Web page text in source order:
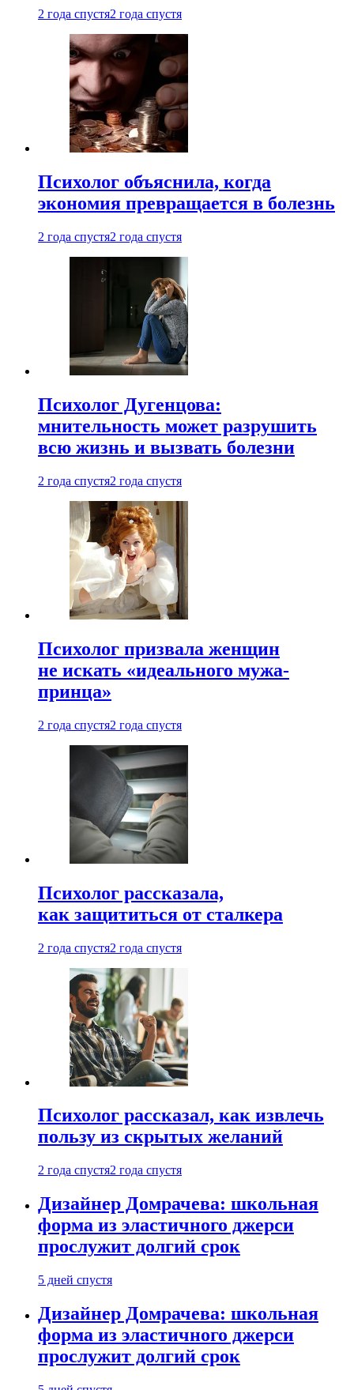
2 года спустя2 года спустя
Психолог объяснила, когда
экономия превращается в болезнь
2 года спустя2 года спустя
Психолог Дугенцова:
мнительность может разрушить
всю жизнь и вызвать болезни
2 года спустя2 года спустя
Психолог призвала женщин
не искать «идеального мужа-
принца»
2 года спустя2 года спустя
Психолог рассказала,
как защититься от сталкера
2 года спустя2 года спустя
Психолог рассказал, как извлечь
пользу из скрытых желаний
2 года спустя2 года спустя
Дизайнер Домрачева: школьная
форма из эластичного джерси
прослужит долгий срок
5 дней спустя
Дизайнер Домрачева: школьная
форма из эластичного джерси
прослужит долгий срок